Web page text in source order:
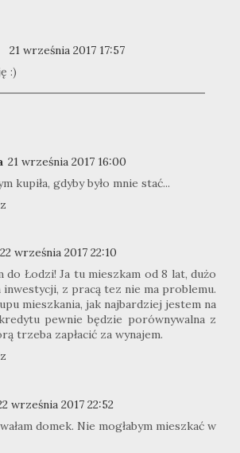
21 września 2017 17:57
:)
21 września 2017 16:00
kupiła, gdyby było mnie stać...
22 września 2017 22:10
do Łodzi! Ja tu mieszkam od 8 lat, dużo
z pracą tez nie ma problemu.
mieszkania, jak najbardziej jestem na
pewnie będzie porównywalna z
trzeba zapłacić za wynajem.
września 2017 22:52
domek. Nie mogłabym mieszkać w